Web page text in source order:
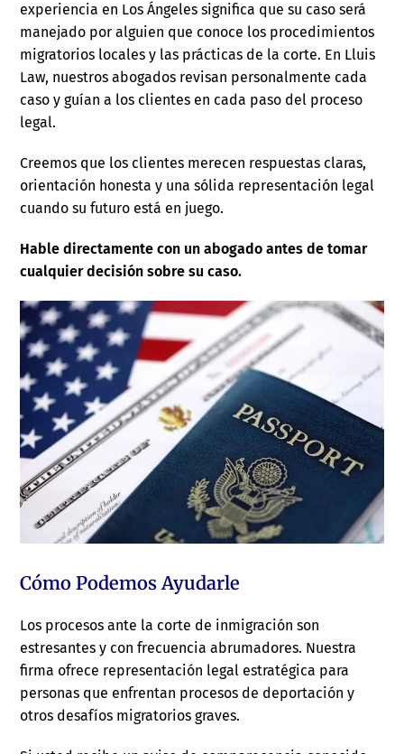
experiencia en Los Ángeles significa que su caso será
manejado por alguien que conoce los procedimientos
migratorios locales y las prácticas de la corte. En Lluis
Law, nuestros abogados revisan personalmente cada
caso y guían a los clientes en cada paso del proceso
legal.
Creemos que los clientes merecen respuestas claras,
orientación honesta y una sólida representación legal
cuando su futuro está en juego.
Hable directamente con un abogado antes de tomar
cualquier decisión sobre su caso.
Cómo Podemos Ayudarle
Los procesos ante la corte de inmigración son
estresantes y con frecuencia abrumadores. Nuestra
firma ofrece representación legal estratégica para
personas que enfrentan procesos de deportación y
otros desafíos migratorios graves.